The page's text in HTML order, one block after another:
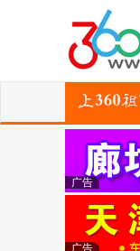
广告
广告